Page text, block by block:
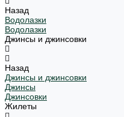
Назад
Водолазки
Водолазки
Джинсы и джинсовки
Назад
Джинсы и джинсовки
Джинсы
Джинсовки
Жилеты